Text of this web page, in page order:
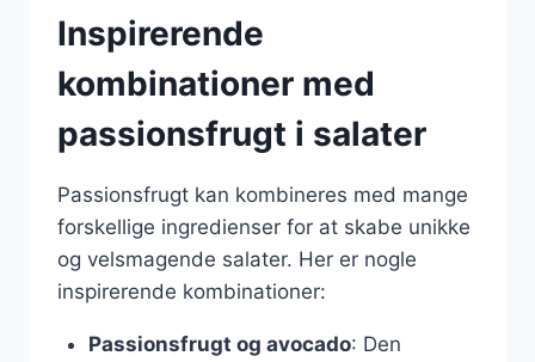
Inspirerende
kombinationer med
passionsfrugt i salater
Passionsfrugt kan kombineres med mange
forskellige ingredienser for at skabe unikke
og velsmagende salater. Her er nogle
inspirerende kombinationer:
Passionsfrugt og avocado: Den